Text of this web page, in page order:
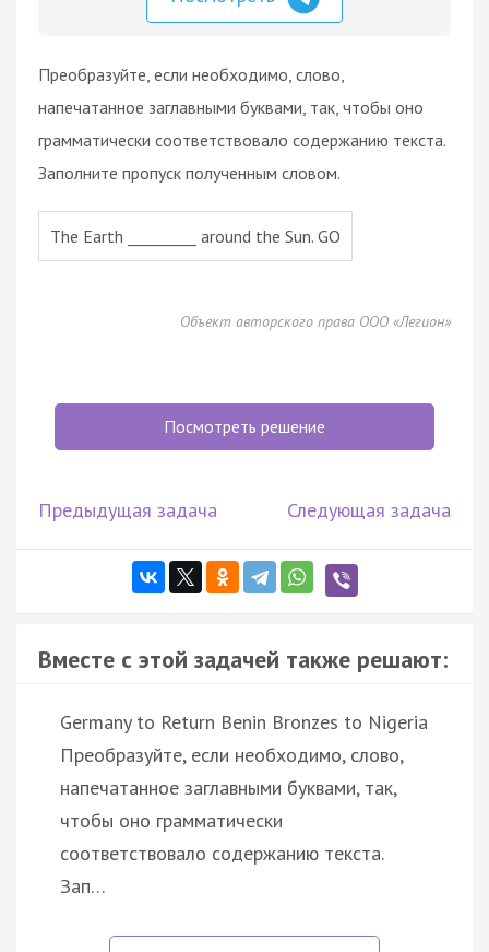
Преобразуйте, если необходимо, слово,
напечатанное заглавными буквами, так, чтобы оно
грамматически соответствовало содержанию текста.
Заполните пропуск полученным словом.
The Earth _________ around the Sun. GO
Объект авторского права ООО «Легион»
Посмотреть решение
Предыдущая задача Следующая задача
Вместе с этой задачей также решают:
Germany to Return Benin Bronzes to Nigeria
Преобразуйте, если необходимо, слово,
напечатанное заглавными буквами, так,
чтобы оно грамматически
соответствовало содержанию текста.
Зап…